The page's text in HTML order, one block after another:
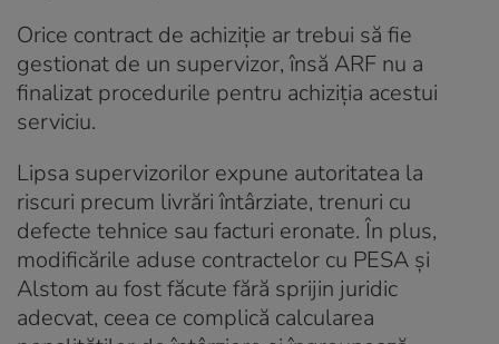
Orice contract de achiziţie ar trebui să fie
gestionat de un supervizor, însă ARF nu a
finalizat procedurile pentru achiziţia acestui
serviciu.
Lipsa supervizorilor expune autoritatea la
riscuri precum livrări întârziate, trenuri cu
defecte tehnice sau facturi eronate. În plus,
modificările aduse contractelor cu PESA şi
Alstom au fost făcute fără sprijin juridic
adecvat, ceea ce complică calcularea